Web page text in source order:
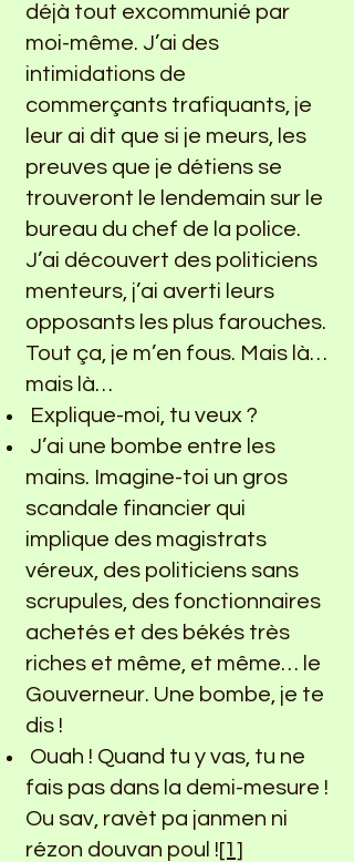
déjà tout excommunié par
moi-même. J’ai des
intimidations de
commerçants trafiquants, je
leur ai dit que si je meurs, les
preuves que je détiens se
trouveront le lendemain sur le
bureau du chef de la police.
J’ai découvert des politiciens
menteurs, j’ai averti leurs
opposants les plus farouches.
Tout ça, je m’en fous. Mais là…
mais là…
Explique-moi, tu veux ?
J’ai une bombe entre les
mains. Imagine-toi un gros
scandale financier qui
implique des magistrats
véreux, des politiciens sans
scrupules, des fonctionnaires
achetés et des békés très
riches et même, et même… le
Gouverneur. Une bombe, je te
dis !
Ouah ! Quand tu y vas, tu ne
fais pas dans la demi-mesure !
Ou sav, ravèt pa janmen ni
rézon douvan poul ![1]